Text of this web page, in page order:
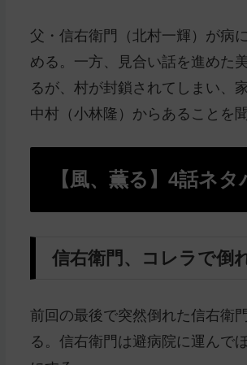
父・信右衛門（北村一輝）が病
める。一方、見合い話を進めた
るが、村が封鎖されてしまい、
中村（小林隆）からあることを
【風、薫る】4話ネタ
信右衛門、コレラで倒
前回の最後で突然倒れた信右衛
る。信右衛門は避病院に運んで